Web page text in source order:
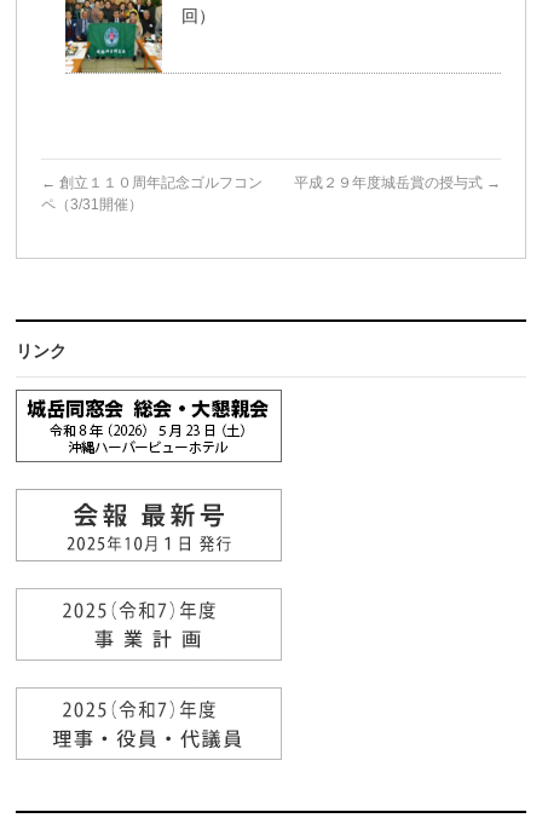
回）
← 創立１１０周年記念ゴルフコン
ペ（3/31開催）
平成２９年度城岳賞の授与式 →
リンク